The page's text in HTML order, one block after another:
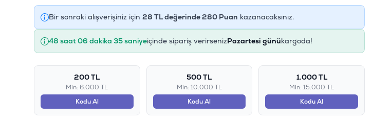
Bir sonraki alışverişiniz için 28 TL değerinde280Puan kazanacaksınız.
48 saat 06 dakika 35 saniyeiçinde sipariş verirsenizPazartesi günükargoda!
200 TL
Min: 6.000 TL
Kodu Al
500 TL
Min: 10.000 TL
Kodu Al
1.000 TL
Min: 15.000 TL
Kodu Al